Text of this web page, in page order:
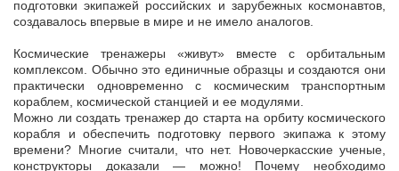
подготовки экипажей российских и зарубежных космонавтов,
создавалось впервые в мире и не имело аналогов.
Космические тренажеры «живут» вместе с орбитальным
комплексом. Обычно это единичные образцы и создаются они
практически одновременно с космическим транспортным
кораблем, космической станцией и ее модулями.
Можно ли создать тренажер до старта на орбиту космического
корабля и обеспечить подготовку первого экипажа к этому
времени? Многие считали, что нет. Новочеркасские ученые,
конструкторы доказали — можно! Почему необходимо